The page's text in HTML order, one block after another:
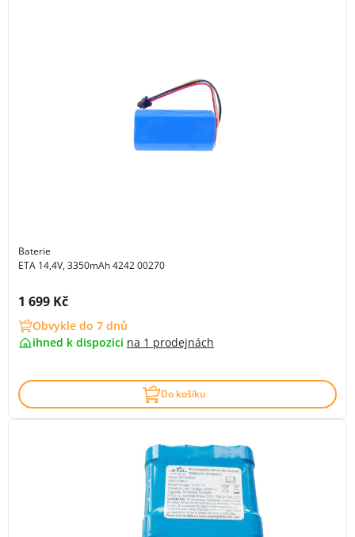
Baterie
ETA 14,4V, 3350mAh 4242 00270
Cena s DPH:
1 699 Kč
Obvykle do 7 dnů
ihned k dispozici na 1 prodejnách
Do košíku